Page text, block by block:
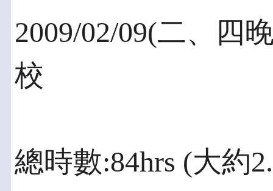
2009/02/09(二、四
校
總時數:84hrs (大約